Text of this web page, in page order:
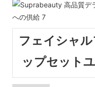
フェイシャ
ップセット